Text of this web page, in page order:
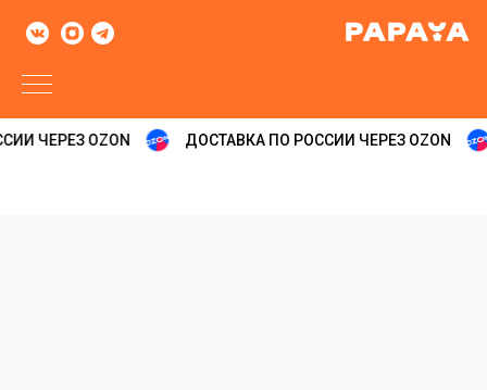
ЧЕРЕЗ OZON ДОСТАВКА ПО РОССИИ ЧЕРЕЗ OZON